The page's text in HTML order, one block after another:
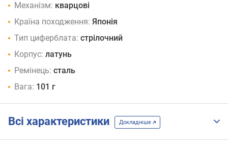
Механізм: кварцові
Країна походження: Японія
Тип циферблата: стрілочний
Корпус: латунь
Ремінець: сталь
Вага: 101 г
Всі характеристики Докладніше